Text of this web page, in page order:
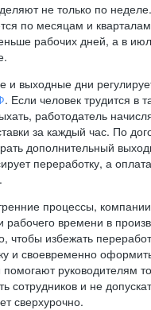
не только по
по месяцам и
рабочих дней, а в
и выходные дни
. Если человек трудится в
работодатель
за каждый час. По
дополнительный
переработку, а
процессы,
времени в
чтобы избежать
и своевременно
руководителям
сотрудников и не
сверхурочно.